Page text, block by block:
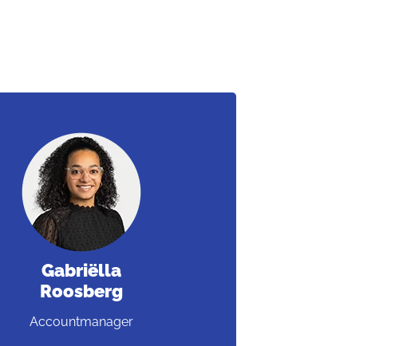
Gabriëlla
Roosberg
Accountmanager